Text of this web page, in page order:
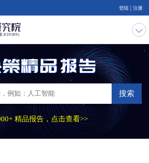
登陆 注册
搜索
精品报告，点击查看>>